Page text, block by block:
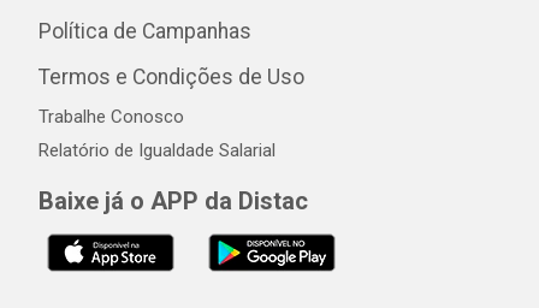
Política de Campanhas
Termos e Condições de Uso
Trabalhe Conosco
Relatório de Igualdade Salarial
Baixe já o APP da Distac